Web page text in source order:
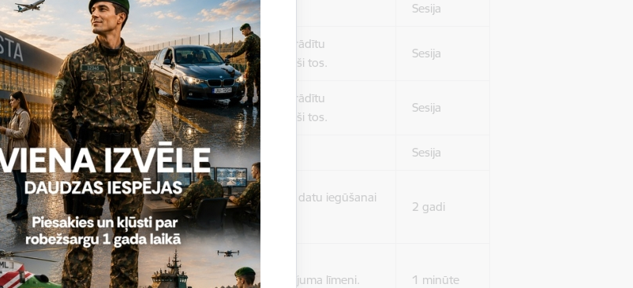
Drošības politikas sesija. Sesija
Sīkdatne ir nepieciešama, lai visiem lietotājiem nerādītu
ziņojumus pēc tam, kad viņi ir izlasījuši un aizvēruši tos.
Sesija
Sīkdatne ir nepieciešama, lai visiem lietotājiem nerādītu
ziņojumus pēc tam, kad viņi ir izlasījuši un aizvēruši tos.
Sesija
Reģistrē, ka tiek parādīts modālais logs. Sesija
Reģistrē unikālu ID, kas tiek izmantots statistisko datu iegūšanai
par to, kā apmeklētājs izmanto vietni.
2 gadi
Izmanto Google Analytics, lai samazinātu pieprasījuma līmeni. 1 minūte